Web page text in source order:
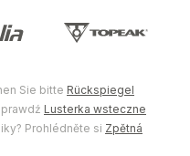
Sie bitte Rückspiegel
Lusterka wsteczne
Prohlédněte si Zpětná